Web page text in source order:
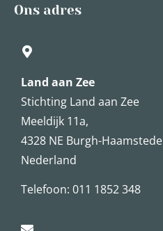
Ons adres
Land aan Zee
Stichting Land aan Zee
Meeldijk 11a,
4328 NE Burgh-Haamstede
Nederland
Telefoon: 011 1852 348